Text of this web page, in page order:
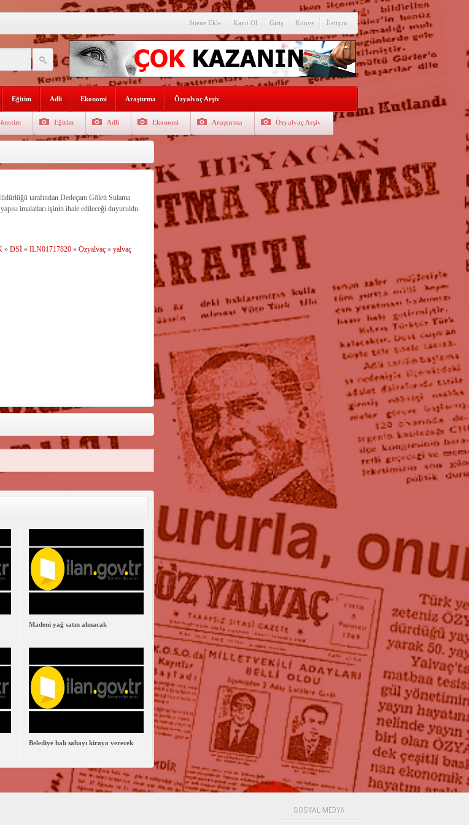
Sitene Ekle Kayıt Ol Giriş Künye İletişim
Eğitim Adli Ekonomi Araştırma Özyalvaç Arşiv
Eğitim Adli Ekonomi Araştırma Özyalvaç Arşiv
tarafından Dedeçam Göleti Sulama
imalatları işinin ihale edileceği duyuruldu.
» DSİ» ILN01717820» Özyalvaç» yalvaç
Madeni yağ satın alınacak
Belediye halı sahayı kiraya verecek
SOSYAL MEDYA